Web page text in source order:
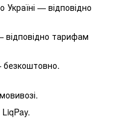
— відповідно
тарифам
безкоштовно.